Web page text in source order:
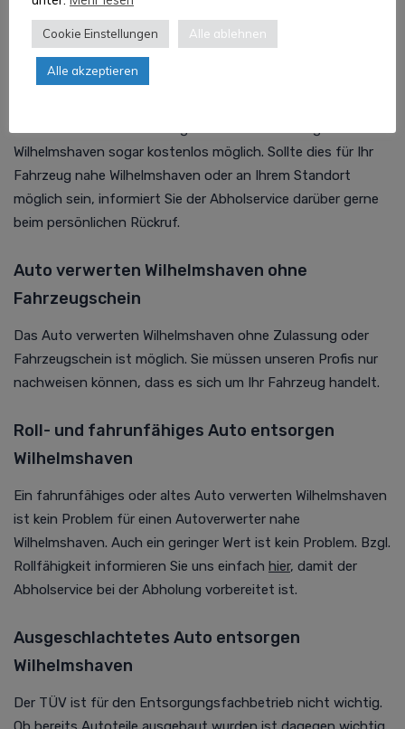
Service Ihr Auto abhollen lassen können.
Auto entsorgen Wilhelmshaven kostenlos
Wilhelmshaven sogar kostenlos möglich. Sollte dies für Ihr
Fahrzeug nahe Wilhelmshaven oder an Ihrem Standort
möglich sein, informiert Sie der Abholservice darüber gerne
beim persönlichen Rückruf.
Auto verwerten Wilhelmshaven ohne
Fahrzeugschein
Das Auto verwerten Wilhelmshaven ohne Zulassung oder
Fahrzeugschein ist möglich. Sie müssen unseren Profis nur
nachweisen können, dass es sich um Ihr Fahrzeug handelt.
Roll- und fahrunfähiges Auto entsorgen
Wilhelmshaven
Ein fahrunfähiges oder altes Auto verwerten Wilhelmshaven
ist kein Problem für einen Autoverwerter nahe
Wilhelmshaven. Auch ein geringer Wert ist kein Problem. Bzgl.
Rollfähigkeit informieren Sie uns einfach hier, damit der
Abholservice bei der Abholung vorbereitet ist.
Ausgeschlachtetes Auto entsorgen
Wilhelmshaven
Der TÜV ist für den Entsorgungsfachbetrieb nicht wichtig.
Cookie Einstellungen Alle ablehnen
Alle akzeptieren